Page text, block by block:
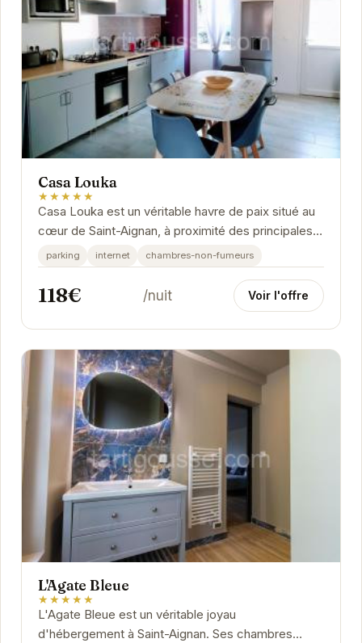
Casa Louka
★★★★★
Casa Louka est un véritable havre de paix situé au
cœur de Saint-Aignan, à proximité des principales
attractions de la ville. Il offre un cadre...
parking internet chambres-non-fumeurs
118€ /nuit Voir l'offre
L'Agate Bleue
★★★★★
L'Agate Bleue est un véritable joyau
d'hébergement à Saint-Aignan. Ses chambres